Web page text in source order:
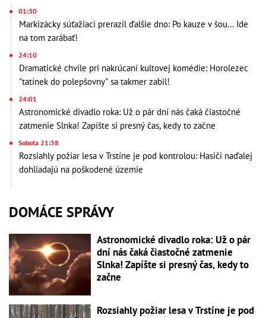
01:30
Markizácky súťažiaci prerazil ďalšie dno: Po kauze v šou... Ide
na tom zarábať!
24:10
Dramatické chvíle pri nakrúcaní kultovej komédie: Horolezec
"tatínek do polepšovny" sa takmer zabil!
24:01
Astronomické divadlo roka: Už o pár dní nás čaká čiastočné
zatmenie Slnka! Zapíšte si presný čas, kedy to začne
Sobota 21:38
Rozsiahly požiar lesa v Trstíne je pod kontrolou: Hasiči naďalej
dohliadajú na poškodené územie
DOMÁCE SPRÁVY
Astronomické divadlo roka: Už o pár
dní nás čaká čiastočné zatmenie
Slnka! Zapíšte si presný čas, kedy to
začne
Rozsiahly požiar lesa v Trstíne je pod